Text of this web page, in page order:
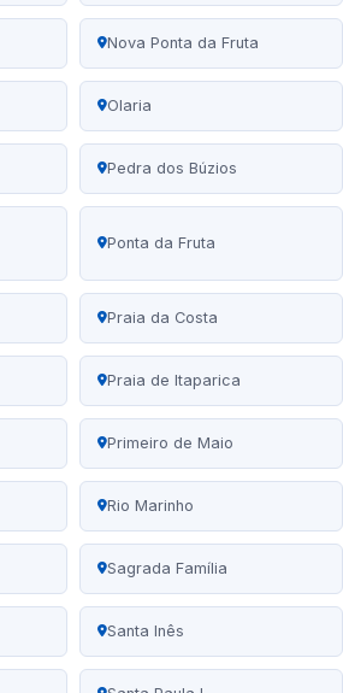
Nova Ponta da Fruta
Olaria
Pedra dos Búzios
Ponta da Fruta
Praia da Costa
Praia de Itaparica
Primeiro de Maio
Rio Marinho
Sagrada Família
Santa Inês